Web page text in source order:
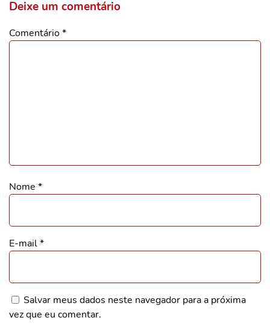
Deixe um comentário
Comentário*
Nome *
E-mail*
Salvar meus dados neste navegador para a próxima
vez que eu comentar.